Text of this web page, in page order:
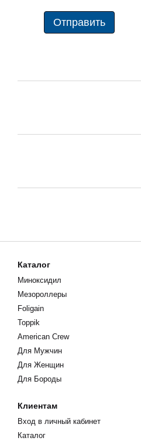
Отправить
Каталог
Миноксидил
Мезороллеры
Foligain
Toppik
American Crew
Для Мужчин
Для Женщин
Для Бороды
Клиентам
Вход в личный кабинет
Каталог